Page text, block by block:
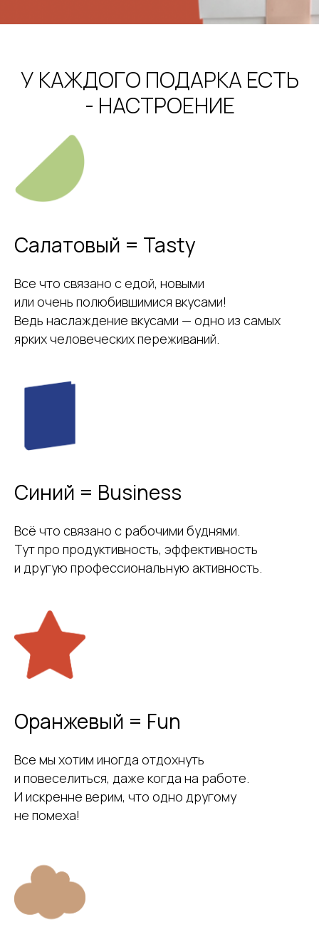
У КАЖДОГО ПОДАРКА ЕСТЬ
- НАСТРОЕНИЕ
Салатовый = Tasty
Все что связано с едой, новыми
или очень полюбившимися вкусами!
Ведь наслаждение вкусами — одно из самых
ярких человеческих переживаний.
Синий = Business
Всё что связано с рабочими буднями.
Тут про продуктивность, эффективность
и другую профессиональную активность.
Оранжевый = Fun
Все мы хотим иногда отдохнуть
и повеселиться, даже когда на работе.
И искренне верим, что одно другому
не помеха!